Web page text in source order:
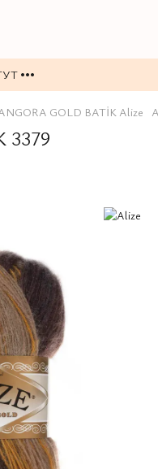
•••
GOLD BATİK Alize
3379